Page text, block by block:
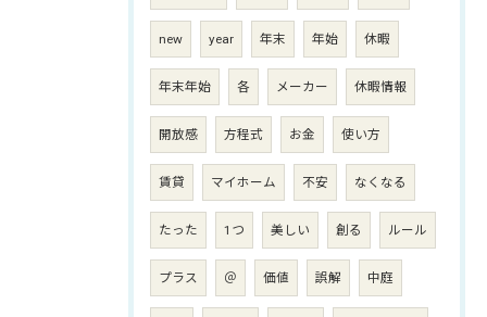
new year 年末 年始 休暇
年末年始 各 メーカー 休暇情報
開放感 方程式 お金 使い方
賃貸 マイホーム 不安 なくなる
たった 1つ 美しい 創る ルール
プラス ＠ 価値 誤解 中庭